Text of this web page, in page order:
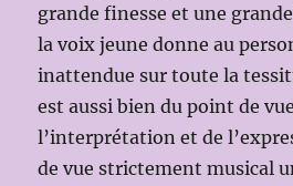
grande finesse et une
la voix jeune donne au
inattendue sur toute la
est aussi bien du point de
l’interprétation et de
de vue strictement musical